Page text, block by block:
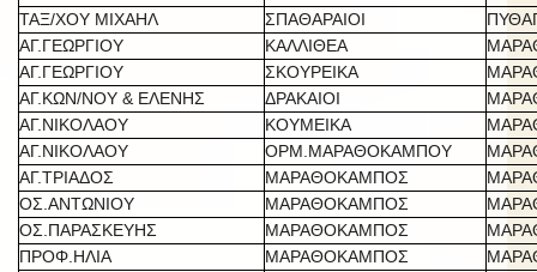
ΤΑΞ/ΧΟΥ ΜΙΧΑΗΛ
ΣΠΑΘΑΡΑΙΟΙ
ΑΓ.ΓΕΩΡΓΙΟΥ
ΚΑΛΛΙΘΕΑ
ΑΓ.ΓΕΩΡΓΙΟΥ
ΣΚΟΥΡΕΙΚΑ
ΑΓ.ΚΩΝ/ΝΟΥ & ΕΛΕΝΗΣ
ΔΡΑΚΑΙΟΙ
ΑΓ.ΝΙΚΟΛΑΟΥ
ΚΟΥΜΕΙΚΑ
ΑΓ.ΝΙΚΟΛΑΟΥ
ΟΡΜ.ΜΑΡΑΘΟΚΑΜΠΟΥ
ΑΓ.ΤΡΙΑΔΟΣ
ΜΑΡΑΘΟΚΑΜΠΟΣ
ΟΣ.ΑΝΤΩΝΙΟΥ
ΜΑΡΑΘΟΚΑΜΠΟΣ
ΟΣ.ΠΑΡΑΣΚΕΥΗΣ
ΜΑΡΑΘΟΚΑΜΠΟΣ
ΠΡΟΦ.ΗΛΙΑ
ΜΑΡΑΘΟΚΑΜΠΟΣ